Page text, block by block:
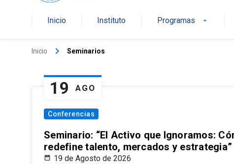
Inicio Instituto Programas arrow_drop_down
Inicio keyboard_arrow_right Seminarios
19 AGO
Conferencias
Seminario: “El Activo que Ignoramos:
redefine talento, mercados y estrategia”
19 de Agosto de 2026